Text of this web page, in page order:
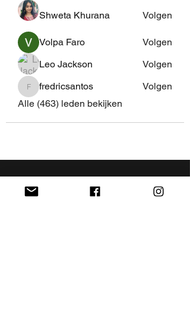
Shweta Khurana Volgen
Volpa Faro
Volgen
Leo Jackson
Volgen
fredricsantos
fredricsantos
Volgen
Alle (463) leden bekijken